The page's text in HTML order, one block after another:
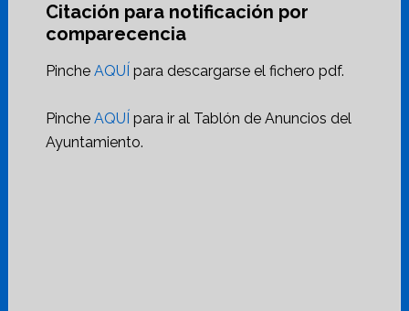
Citación para notificación por
comparecencia
Pinche AQUÍ para descargarse el fichero pdf.
Pinche AQUÍ para ir al Tablón de Anuncios del
Ayuntamiento.